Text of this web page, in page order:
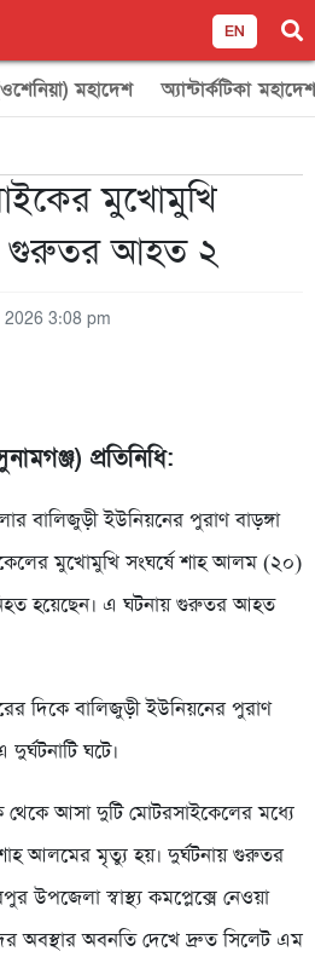
EN
মহাদেশ অ্যান্টার্কটিকা মহাদেশ
মুখোমুখি
গুরুতর আহত ২
2026 3:08 pm
প্রতিনিধি:
বালিজুড়ী ইউনিয়নের পুরাণ বাড়ঙ্গা
মুখোমুখি সংঘর্ষে শাহ আলম (২০)
হয়েছেন। এ ঘটনায় গুরুতর আহত
দিকে বালিজুড়ী ইউনিয়নের পুরাণ
ঘটে।
থেকে আসা দুটি মোটরসাইকেলের মধ্যে
শাহ আলমের মৃত্যু হয়। দুর্ঘটনায় গুরুতর
উপজেলা স্বাস্থ্য কমপ্লেক্সে নেওয়া
অবস্থার অবনতি দেখে দ্রুত সিলেট এম